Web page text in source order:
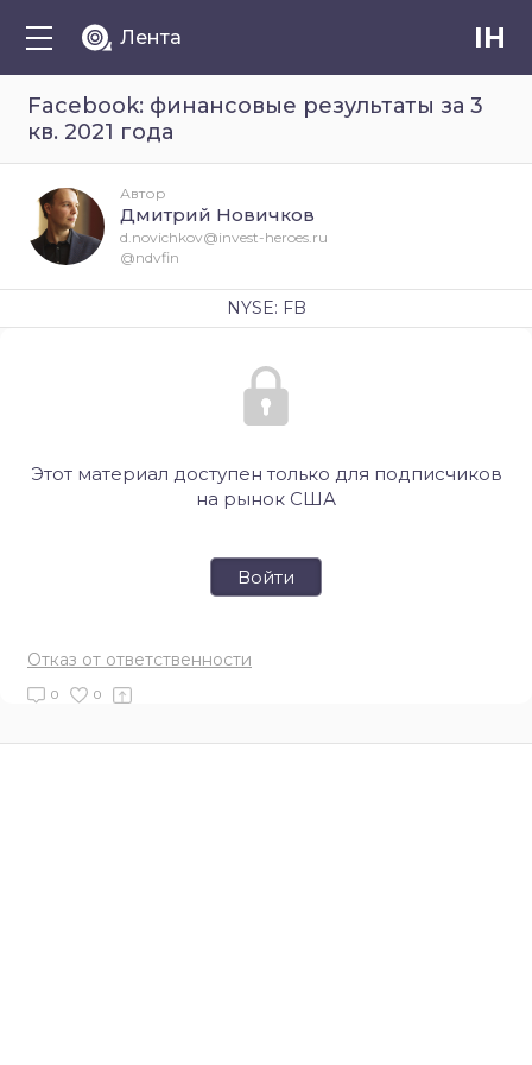
Лента IH
Facebook: финансовые результаты за 3
кв. 2021 года
Этот материал доступен только для подписчиков
на рынок США
Войти
Отказ от ответственности
0 0
Автор
Дмитрий Новичков
d.novichkov@invest-heroes.ru
@ndvfin
NYSE: FB